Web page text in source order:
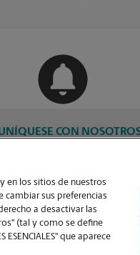
CON
en los sitios de nuestros
cambiar sus preferencias
a desactivar las
(tal y como se define
que aparece